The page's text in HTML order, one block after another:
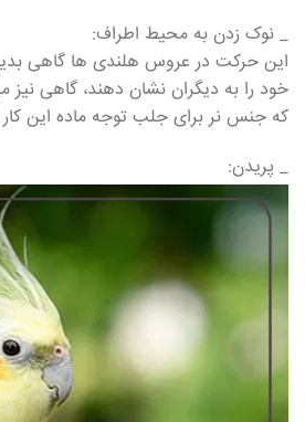
_ نوک زدن به محیط اطراف:
این حرکت در عروس هلندی ها گاهی
خود را به دیگران نشان دهند، گاهی نیز
که جنس نر برای جلب توجه ماده این کار
_ پریدن: